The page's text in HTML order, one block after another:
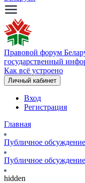
Правовой форум
государственный
Как всё устроено
Личный кабинет
Вход
Регистрация
Главная
Публичное
Публичное
hidden